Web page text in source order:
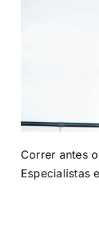
Correr antes
Especialistas